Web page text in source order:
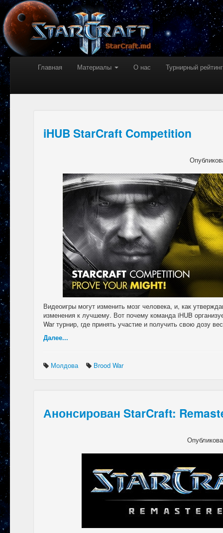
Главная Материалы О нас Турнирный рейтинг
iHUB StarCraft Competition
Видеоигры могут изменить мозг человека, и, как
изменения к лучшему. Вот почему команда iHUB
War турнир, где принять участие и получить свою дозу
Далее...
Молдова Brood War
Анонсирован StarCraft: